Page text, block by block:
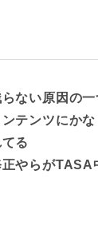
ない原因の
テンツにか
る
やらがTASA